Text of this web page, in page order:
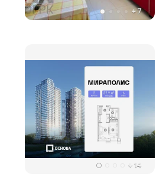
+7
+ 14